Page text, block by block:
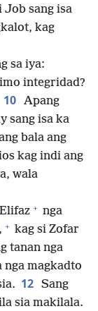
Job sang isa
kag
sa iya:
integridad?
10 Apang
sang isa ka
bala ang
kag indi ang
wala
+ nga
+ kag si Zofar
tanan nga
nga magkadto
12 Sang
sia makilala.